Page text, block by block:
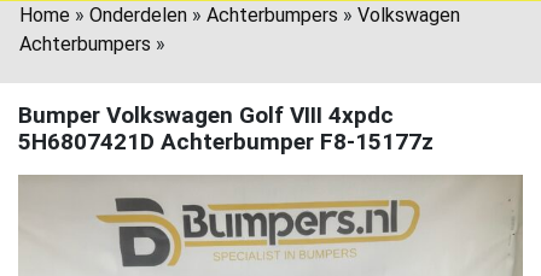
Home » Onderdelen » Achterbumpers » Volkswagen
Achterbumpers »
Bumper Volkswagen Golf VIII 4xpdc
5H6807421D Achterbumper F8-15177z